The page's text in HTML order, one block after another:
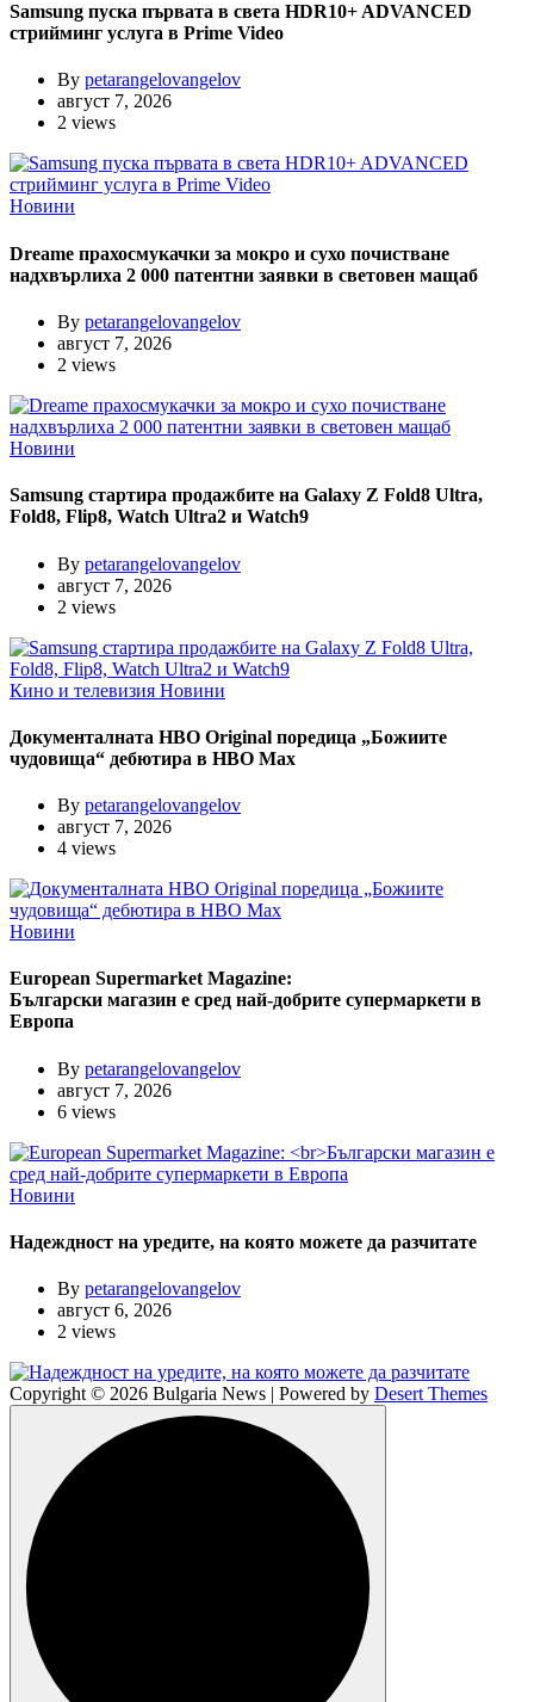
Samsung пуска първата в света HDR10+ ADVANCED
стрийминг услуга в Prime Video
By petarangelovangelov
август 7, 2026
2 views
Новини
Dreame прахосмукачки за мокро и сухо почистване
надхвърлиха 2 000 патентни заявки в световен мащаб
By petarangelovangelov
август 7, 2026
2 views
Новини
Samsung стартира продажбите на Galaxy Z Fold8 Ultra,
Fold8, Flip8, Watch Ultra2 и Watch9
By petarangelovangelov
август 7, 2026
2 views
Кино и телевизия Новини
Документалната HBO Original поредица „Божиите
чудовища“ дебютира в HBO Max
By petarangelovangelov
август 7, 2026
4 views
Новини
European Supermarket Magazine:
Български магазин е сред най-добрите супермаркети в
Европа
By petarangelovangelov
август 7, 2026
6 views
Новини
Надеждност на уредите, на която можете да разчитате
By petarangelovangelov
август 6, 2026
2 views
Copyright © 2026 Bulgaria News | Powered by Desert Themes